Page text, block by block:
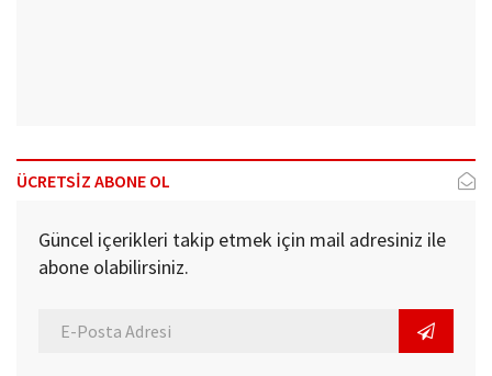
ÜCRETSİZ ABONE OL
Güncel içerikleri takip etmek için mail adresiniz ile
abone olabilirsiniz.